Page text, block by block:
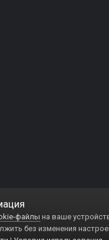
файлы на ваше
без изменения